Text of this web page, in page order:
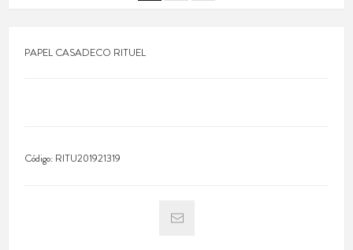
PAPEL CASADECO RITUEL
Código: RITU201921319